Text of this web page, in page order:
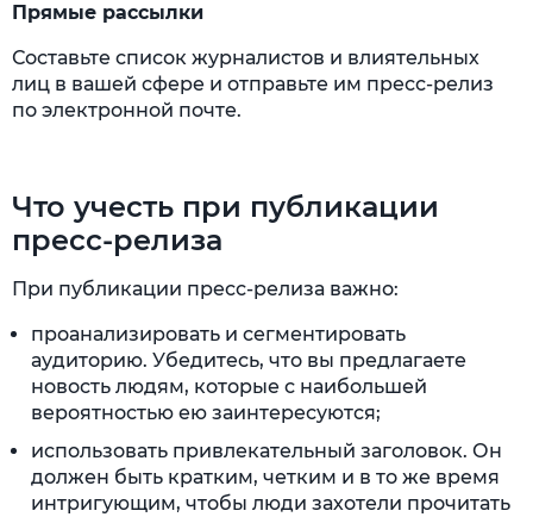
Прямые рассылки
Составьте список журналистов и влиятельных
лиц в вашей сфере и отправьте им пресс-релиз
по электронной почте.
Что учесть при публикации
пресс-релиза
При публикации пресс-релиза важно:
проанализировать и сегментировать
аудиторию. Убедитесь, что вы предлагаете
новость людям, которые с наибольшей
вероятностью ею заинтересуются;
использовать привлекательный заголовок. Он
должен быть кратким, четким и в то же время
интригующим, чтобы люди захотели прочитать